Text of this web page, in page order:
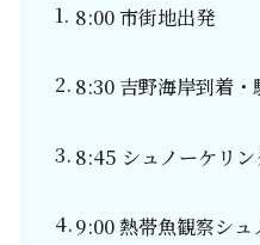
8:00 市街地出発
8:30 吉野海岸到着
8:45 シュノーケリ
9:00 熱帯魚観察シュ